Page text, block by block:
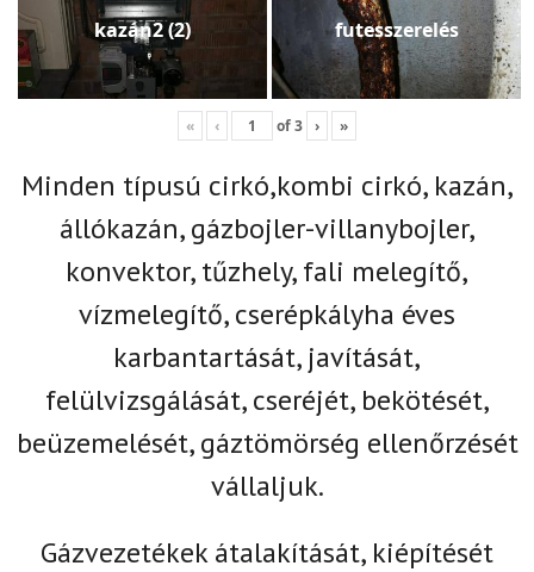
kazán2 (2) futesszerelés
« ‹ of3 › »
Minden típusú cirkó,kombi cirkó, kazán,
állókazán, gázbojler-villanybojler,
konvektor, tűzhely, fali melegítő,
vízmelegítő, cserépkályha éves
karbantartását, javítását,
felülvizsgálását, cseréjét, bekötését,
beüzemelését, gáztömörség ellenőrzését
vállaljuk.
Gázvezetékek átalakítását, kiépítését